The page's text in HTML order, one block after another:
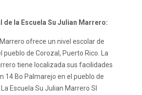
de la Escuela Su Julian Marrero:
Marrero ofrece un nivel escolar de
pueblo de Corozal, Puerto Rico. La
tiene localizada sus facilidades
14 Bo Palmarejo en el pueblo de
Escuela Su Julian Marrero SI